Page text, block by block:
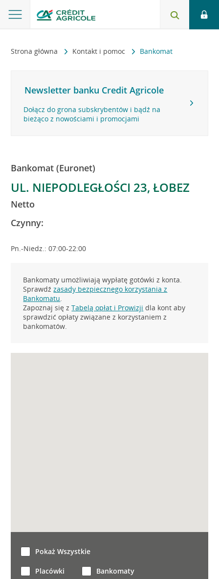
Strona główna Kontakt i pomoc Bankomat
Newsletter banku Credit Agricole
Dołącz do grona subskrybentów i bądź na
bieżąco z nowościami i promocjami
Bankomat (Euronet)
UL. NIEPODLEGŁOŚCI 23, ŁOBEZ
Netto
Czynny:
Pn.-Niedz.: 07:00-22:00
Bankomaty umożliwiają wypłatę gotówki z konta.
Sprawdźzasady bezpiecznego korzystania z
Bankomatu.
Zapoznaj się zTabelą opłat i Prowizji dla kont aby
sprawdzić opłaty związane z korzystaniem z
bankomatów.
Pokaż Wszystkie
Placówki Bankomaty